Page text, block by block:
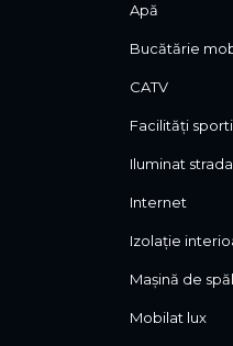
Apă
Bucătărie
CATV
Facilități
Iluminat
Internet
Izolație
Mașină de
Mobilat lux